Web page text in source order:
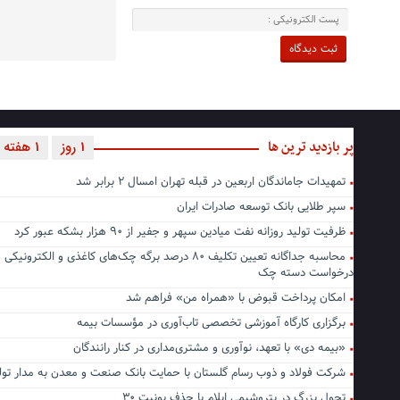
پر بازدید ترین ها 1 هفته 1 روز
تمهیدات جاماندگان اربعین در قبله تهران امسال ۲ برابر شد
سپر طلایی بانک توسعه صادرات ایران
ظرفیت تولید روزانه نفت میادین سپهر و جفیر از ۹۰ هزار بشکه عبور کرد
محاسبه جداگانه تعیین تکلیف ۸۰ درصد برگه چک‌های کاغذی و
درخواست دسته چک
امکان پرداخت قبوض با «همراه من» فراهم شد
برگزاری کارگاه آموزشی تخصصی تاب‌آوری در مؤسسات بیمه
«بیمه دی» با تعهد، نوآوری و مشتری‌مداری در کنار رانندگان
شرکت فولاد و ذوب رسام گلستان با حمایت بانک صنعت و معدن به مدار